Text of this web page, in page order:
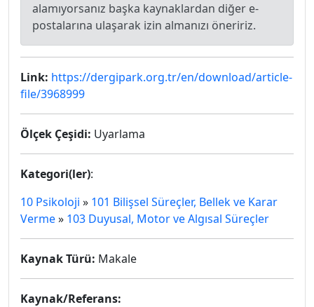
alamıyorsanız başka kaynaklardan diğer e-
postalarına ulaşarak izin almanızı öneririz.
Link: https://dergipark.org.tr/en/download/article-
file/3968999
Ölçek Çeşidi: Uyarlama
Kategori(ler):
10 Psikoloji » 101 Bilişsel Süreçler, Bellek ve Karar
Verme» 103 Duyusal, Motor ve Algısal Süreçler
Kaynak Türü: Makale
Kaynak/Referans: